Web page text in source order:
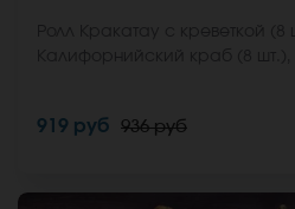
заказать имбирь, васаби и
входят в стоимость заказа.
может отличаться от фото на
919 руб 936 руб